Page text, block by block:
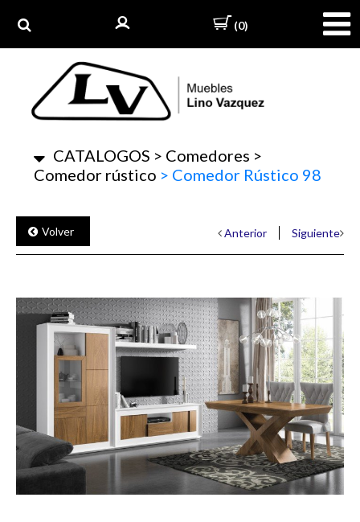
(0)
CATALOGOS > Comedores >
Comedor rústico > Comedor Rústico 98
Volver Anterior Siguiente